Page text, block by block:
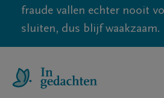
fraude vallen echter nooit
sluiten, dus blijf waakzaam.